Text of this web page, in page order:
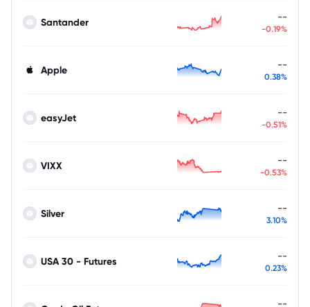
Santander --
-0.19%
Apple --
0.38%
easyJet --
-0.51%
VIXX --
-0.53%
Silver --
3.10%
USA 30 - Futures --
0.23%
--